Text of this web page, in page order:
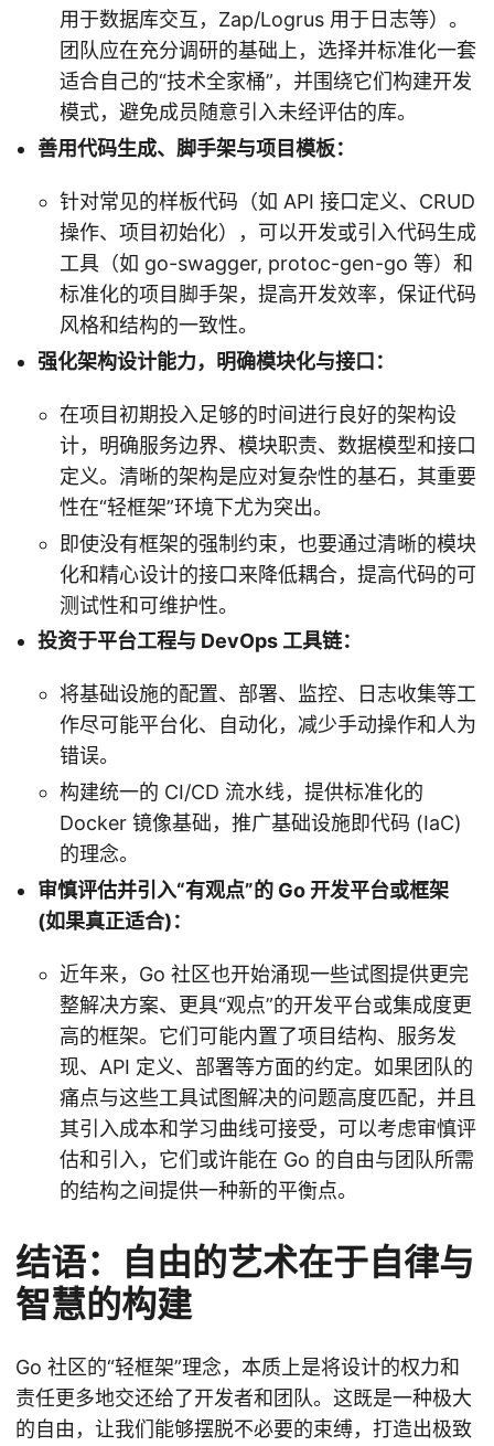
用于数据库交互，Zap/Logrus 用于日志等）。
团队应在充分调研的基础上，选择并标准化一套
适合自己的“技术全家桶”，并围绕它们构建开发
模式，避免成员随意引入未经评估的库。
善用代码生成、脚手架与项目模板：
针对常见的样板代码（如 API 接口定义、CRUD
操作、项目初始化），可以开发或引入代码生成
工具（如 go-swagger, protoc-gen-go 等）和
标准化的项目脚手架，提高开发效率，保证代码
风格和结构的一致性。
强化架构设计能力，明确模块化与接口：
在项目初期投入足够的时间进行良好的架构设
计，明确服务边界、模块职责、数据模型和接口
定义。清晰的架构是应对复杂性的基石，其重要
性在“轻框架”环境下尤为突出。
即使没有框架的强制约束，也要通过清晰的模块
化和精心设计的接口来降低耦合，提高代码的可
测试性和可维护性。
投资于平台工程与 DevOps 工具链：
将基础设施的配置、部署、监控、日志收集等工
作尽可能平台化、自动化，减少手动操作和人为
错误。
构建统一的 CI/CD 流水线，提供标准化的
Docker 镜像基础，推广基础设施即代码 (IaC)
的理念。
审慎评估并引入“有观点”的 Go 开发平台或框架
(如果真正适合)：
近年来，Go 社区也开始涌现一些试图提供更完
整解决方案、更具“观点”的开发平台或集成度更
高的框架。它们可能内置了项目结构、服务发
现、API 定义、部署等方面的约定。如果团队的
痛点与这些工具试图解决的问题高度匹配，并且
其引入成本和学习曲线可接受，可以考虑审慎评
估和引入，它们或许能在 Go 的自由与团队所需
的结构之间提供一种新的平衡点。
结语：自由的艺术在于自律与
智慧的构建
Go 社区的“轻框架”理念，本质上是将设计的权力和
责任更多地交还给了开发者和团队。这既是一种极大
的自由，让我们能够摆脱不必要的束缚，打造出极致